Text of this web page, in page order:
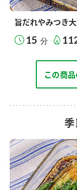
旨だれやみつき
15 分
この商